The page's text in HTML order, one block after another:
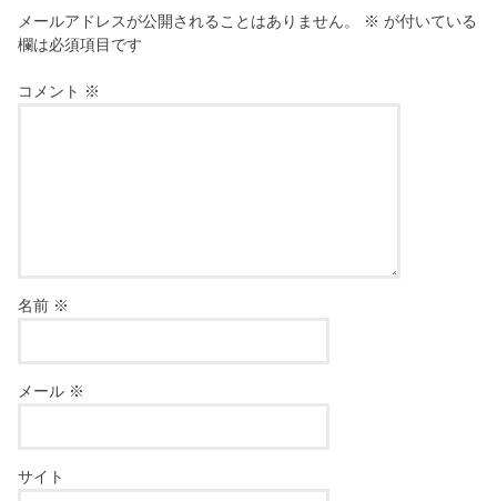
メールアドレスが公開されることはありません。 ※ が付いている
欄は必須項目です
コメント ※
名前 ※
メール ※
サイト